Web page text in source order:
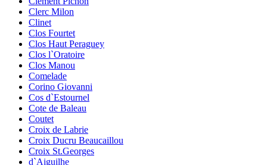
Clerc Milon
Clinet
Clos Fourtet
Clos Haut Peraguey
Clos l`Oratoire
Clos Manou
Comelade
Corino Giovanni
Cos d`Estournel
Cote de Baleau
Coutet
Croix de Labrie
Croix Ducru Beaucaillou
Croix St.Georges
d`Aiguilhe